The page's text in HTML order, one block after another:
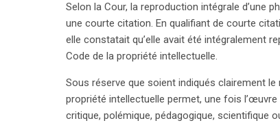
photographiques. La Cour a affirmé qu’une
considérée comme une « courte citation
l’article L.122-5 du Code de la propriété
qu’elles soient justifiées par un objectif
nom de l’auteur ainsi que la source. Cette
également le droit de citation, tout en
littéraire, graphique ou plastique, ne peut
Selon la Cour, la reproduction intégrale d’une
une courte citation. En qualifiant de courte
elle constatait qu’elle avait été intégralement
Code de la propriété intellectuelle.
Sous réserve que soient indiqués clairement
propriété intellectuelle permet, une fois
critique, polémique, pédagogique, scientifique